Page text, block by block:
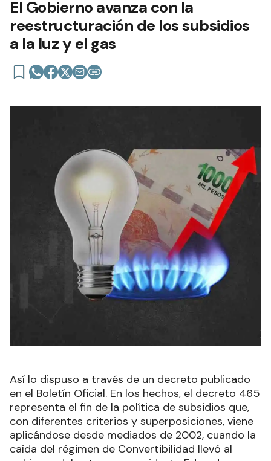
El Gobierno avanza con la
reestructuración de los subsidios
a la luz y el gas
Así lo dispuso a través de un decreto publicado
en el Boletín Oficial. En los hechos, el decreto 465
representa el fin de la política de subsidios que,
con diferentes criterios y superposiciones, viene
aplicándose desde mediados de 2002, cuando la
caída del régimen de Convertibilidad llevó al